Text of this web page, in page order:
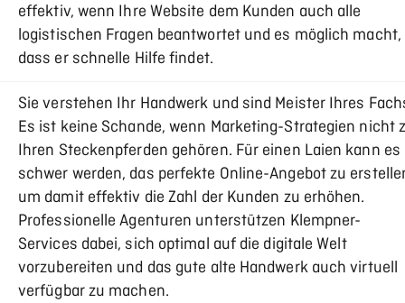
effektiv, wenn Ihre Website dem Kunden auch alle
logistischen Fragen beantwortet und es möglich macht,
dass er schnelle Hilfe findet.
Sie verstehen Ihr Handwerk und sind Meister Ihres
Es ist keine Schande, wenn Marketing-Strategien nicht
Ihren Steckenpferden gehören. Für einen Laien kann es
schwer werden, das perfekte Online-Angebot zu
um damit effektiv die Zahl der Kunden zu erhöhen.
Professionelle Agenturen unterstützen Klempner-
Services dabei, sich optimal auf die digitale Welt
vorzubereiten und das gute alte Handwerk auch virtuell
verfügbar zu machen.